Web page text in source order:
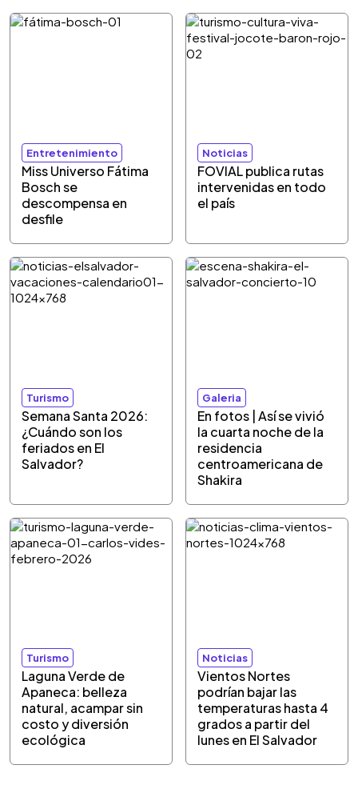
Entretenimiento
Miss Universo Fátima
Bosch se
descompensa en
desfile
Noticias
FOVIAL publica rutas
intervenidas en todo
el país
Turismo
Semana Santa 2026:
¿Cuándo son los
feriados en El
Salvador?
Galeria
En fotos | Así se vivió
la cuarta noche de la
residencia
centroamericana de
Shakira
Turismo
Laguna Verde de
Apaneca: belleza
natural, acampar sin
costo y diversión
ecológica
Noticias
Vientos Nortes
podrían bajar las
temperaturas hasta 4
grados a partir del
lunes en El Salvador